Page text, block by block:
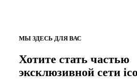
МЫ ЗДЕСЬ ДЛЯ ВАС
Хотите стать частью
эксклюзивной сети